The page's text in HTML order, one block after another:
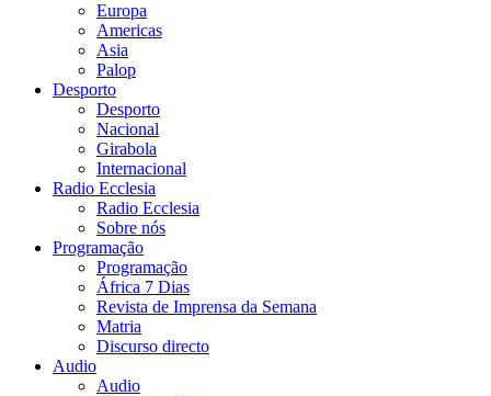
Europa
Americas
Asia
Palop
Desporto
Desporto
Nacional
Girabola
Internacional
Radio Ecclesia
Radio Ecclesia
Sobre nós
Programação
Programação
África 7 Dias
Revista de Imprensa da Semana
Matria
Discurso directo
Audio
Audio